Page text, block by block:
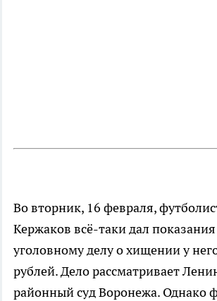
Во вторник, 16 февраля,
Кержаков всё-таки дал
уголовному делу о хищении у
рублей. Дело рассматривает
районный суд Воронежа. Однако